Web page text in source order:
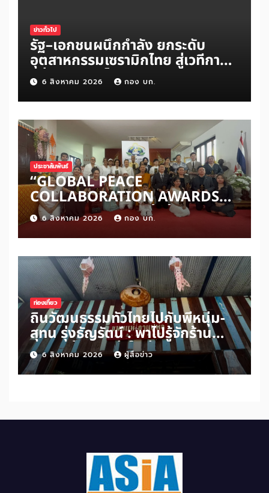
ข่าวทั่วไป
รัฐ–เอกชนผนึกกำลัง ยกระดับ
อุตสาหกรรมเซรามิกไทย สู่เวทีการ
แข่งขันระดับโลก
6 สิงหาคม 2026 กอง บก.
ประชาสัมพันธ์
“GLOBAL PEACE
COLLABORATION AWARDS
2026” เปิดเวทีเชิดชูผู้สร้าง
สันติภาพโลก ดันแนวคิด ‘สันติภาพ
เริ่มต้นจากหัวใจมนุษย์’ สู่ความร่วม
มือระดับนานาชาติ
6 สิงหาคม 2026 กอง บก.
ท่องเที่ยว
ถิ่นวัฒนธรรมทั่วไทยไปกับพี่หนุ่ม-
สุทน รุ่งธัญรัตน์ : พาไปรู้จักร้าน
ขนมแม่กาแฟพ่อในย่านสวนเกษตร
อำเภออัมพวา จังหวัดสมุทรสงคราม
6 สิงหาคม 2026 ผู้สื่อข่าว